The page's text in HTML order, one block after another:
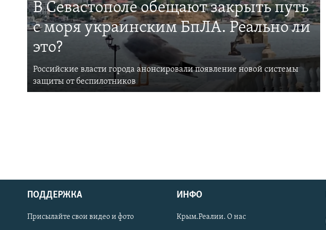
Українською
В Севастополе обещают закрыть путь
с моря украинским БпЛА. Реально ли
это?
Российские власти города анонсировали появление новой системы
защиты от беспилотников
ПОДДЕРЖКА
Присылайте свои видео и фото
ИНФО
Крым.Реалии. О нас